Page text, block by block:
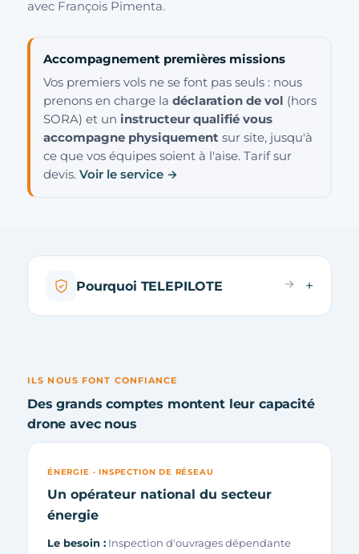
avec François Pimenta.
Accompagnement premières missions
Vos premiers vols ne se font pas seuls : nous
prenons en charge la déclaration de vol (hors
SORA) et un instructeur qualifié vous
accompagne physiquement sur site, jusqu'à
ce que vos équipes soient à l'aise. Tarif sur
devis. Voir le service →
Pourquoi TELEPILOTE
ILS NOUS FONT CONFIANCE
Des grands comptes montent leur capacité
drone avec nous
ÉNERGIE · INSPECTION DE RÉSEAU
Un opérateur national du secteur
énergie
Le besoin : Inspection d'ouvrages dépendante